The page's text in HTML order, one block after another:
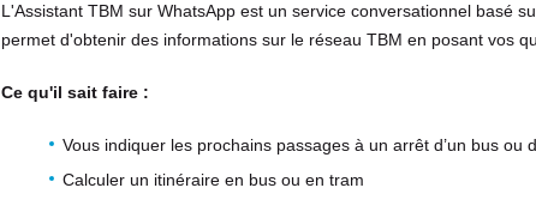
L'Assistant TBM sur WhatsApp est un service conversationnel basé
permet d'obtenir des informations sur le réseau TBM en posant vos
Ce qu'il sait faire :
Vous indiquer les prochains passages à un arrêt d’un bus ou
Calculer un itinéraire en bus ou en tram